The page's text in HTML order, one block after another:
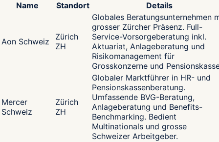
Name Standort Details
Aon Schweiz
Zürich
ZH
Globales Beratungsunternehmen
grosser Zürcher Präsenz. Full-
Service-Vorsorgeberatung inkl.
Aktuariat, Anlageberatung und
Risikomanagement für
Grosskonzerne und
Mercer
Schweiz
Zürich
ZH
Globaler Marktführer in HR- und
Pensionskassenberatung.
Umfassende BVG-Beratung,
Anlageberatung und Benefits-
Benchmarking. Bedient
Multinationals und grosse
Schweizer Arbeitgeber.